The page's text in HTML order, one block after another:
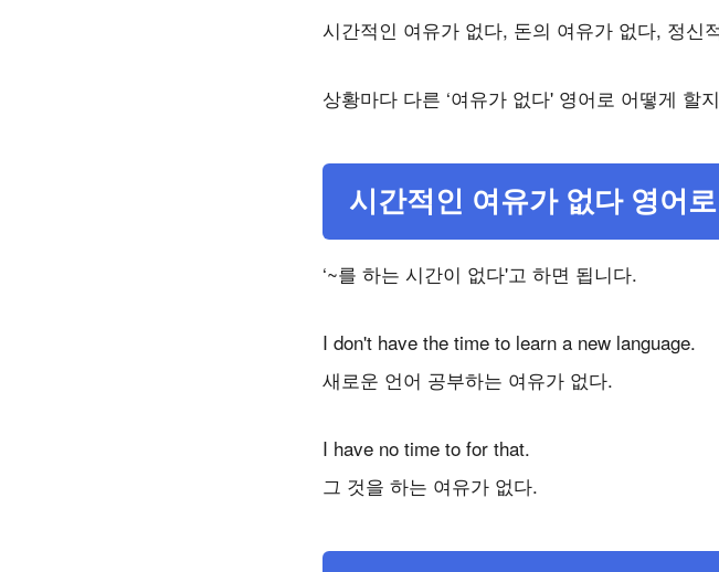
시간적인 여유가 없다, 돈의 여유가 없다, 정신
상황마다 다른 ‘여유가 없다' 영어로 어떻게 할
시간적인 여유가 없다 영어로
‘~를 하는 시간이 없다'고 하면 됩니다.
I don't have the time to learn a new language.
새로운 언어 공부하는 여유가 없다.
I have no time to for that.
그 것을 하는 여유가 없다.